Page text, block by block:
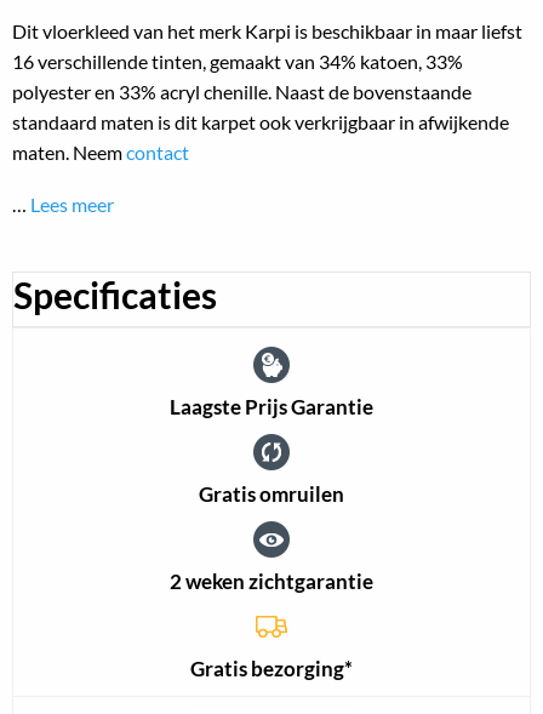
Dit vloerkleed van het merk Karpi is beschikbaar in maar liefst
16 verschillende tinten, gemaakt van 34% katoen, 33%
polyester en 33% acryl chenille. Naast de bovenstaande
standaard maten is dit karpet ook verkrijgbaar in afwijkende
maten. Neemcontact
Lees meer
Specificaties
Laagste Prijs Garantie
Gratis omruilen
2 weken zichtgarantie
Gratis bezorging*